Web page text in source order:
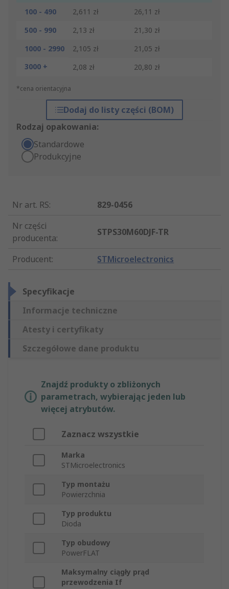
100 - 490
2,611 zł
26,11 zł
500 - 990
2,13 zł
21,30 zł
1000 - 2990
2,105 zł
21,05 zł
3000 +
2,08 zł 20,80 zł
*cena orientacyjna
Dodaj do listy części (BOM)
Rodzaj opakowania:
Standardowe
Produkcyjne
Nr art. RS:
829-0456
Nr części
producenta:
STPS30M60DJF-TR
Producent: STMicroelectronics
Specyfikacje
Informacje techniczne
Atesty i certyfikaty
Szczegółowe dane produktu
Znajdź produkty o zbliżonych
parametrach, wybierając jeden lub
więcej atrybutów.
Zaznacz wszystkie
Marka
STMicroelectronics
Typ montażu
Powierzchnia
Typ produktu
Dioda
Typ obudowy
PowerFLAT
Maksymalny ciągły prąd
przewodzenia If